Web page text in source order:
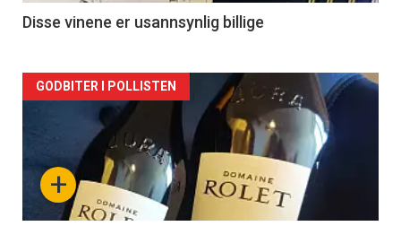
2
Disse vinene er usannsynlig billige
Forsiden
akkurat
nå+
GODBITER I POLLISTEN